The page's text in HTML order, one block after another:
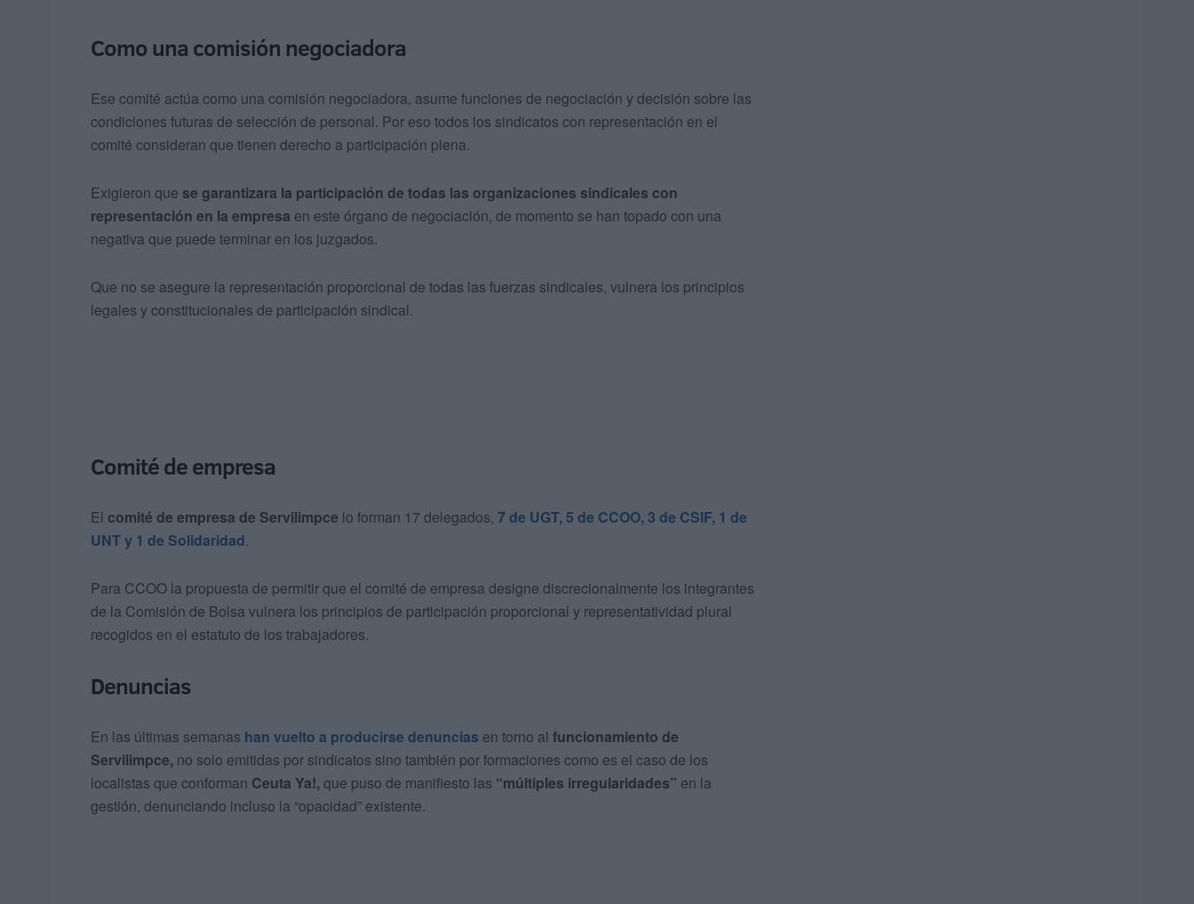
Como una comisión negociadora
Ese comité actúa como una comisión negociadora, asume funciones de negociación y decisión sobre las
condiciones futuras de selección de personal. Por eso todos los sindicatos con representación en el
comité consideran que tienen derecho a participación plena.
Exigieron que se garantizara la participación de todas las organizaciones sindicales con
representación en la empresa en este órgano de negociación, de momento se han topado con una
negativa que puede terminar en los juzgados.
Que no se asegure la representación proporcional de todas las fuerzas sindicales, vulnera los principios
legales y constitucionales de participación sindical.
Comité de empresa
El comité de empresa de Servilimpce lo forman 17 delegados, 7 de UGT, 5 de CCOO, 3 de CSIF, 1 de
UNT y 1 de Solidaridad.
Para CCOO la propuesta de permitir que el comité de empresa designe discrecionalmente los integrantes
de la Comisión de Bolsa vulnera los principios de participación proporcional y representatividad plural
recogidos en el estatuto de los trabajadores.
Denuncias
En las últimas semanas han vuelto a producirse denuncias en torno al funcionamiento de
Servilimpce, no solo emitidas por sindicatos sino también por formaciones como es el caso de los
localistas que conforman Ceuta Ya!, que puso de manifiesto las “múltiples irregularidades” en la
gestión, denunciando incluso la “opacidad” existente.